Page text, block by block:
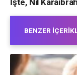
BENZER